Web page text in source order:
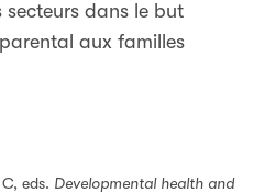
dans le but
aux familles
eds. Developmental health and